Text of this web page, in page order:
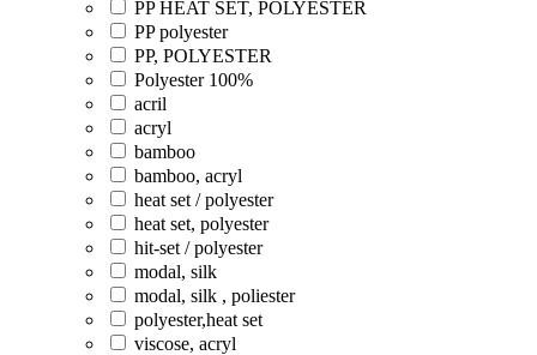
PP HEAT SET, POLYESTER
PP polyester
PP, POLYESTER
Polyester 100%
acril
acryl
bamboo
bamboo, acryl
heat set / polyester
heat set, polyester
hit-set / polyester
modal, silk
modal, silk , poliester
polyester,heat set
viscose, acryl